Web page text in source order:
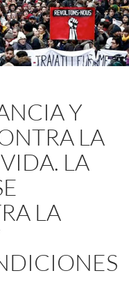
Y
LA
LA
LA